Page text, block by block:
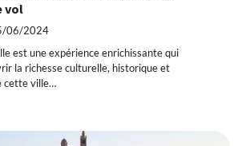
vol
06/2024
est une expérience enrichissante qui
la richesse culturelle, historique et
cette ville…